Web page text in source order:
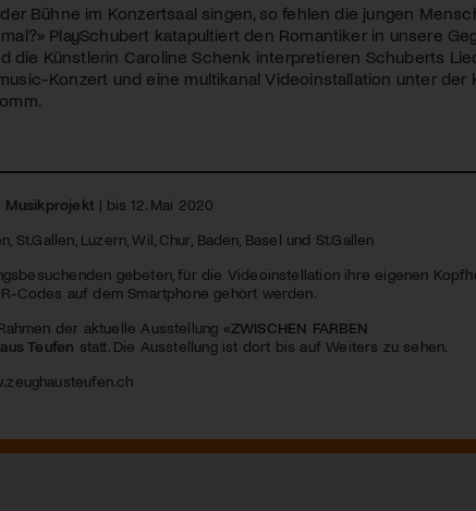
Bühne im Konzertsaal singen, so fehlen die jungen
PlaySchubert katapultiert den Romantiker in unsere
die Künstlerin Caroline Schenk interpretieren Schuberts
Konzert und eine multikanal Videoinstallation unter der
Musikprojekt | bis 12. Mai 2020
St.Gallen, Luzern, Wil, Chur, Baden, Basel und St.Gallen
gebeten, für die Videoinstellation ihre eigenen
Codes auf dem Smartphone gehört werden.
der aktuelle Ausstellung «ZWISCHEN FARBEN
Teufen statt. Die Ausstellung ist dort bis auf Weiters zu sehen.